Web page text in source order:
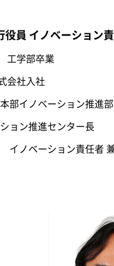
役員 イノベーション
工学部卒業
会社入社
部イノベーション推進
ョン推進センター長
イノベーション責任者